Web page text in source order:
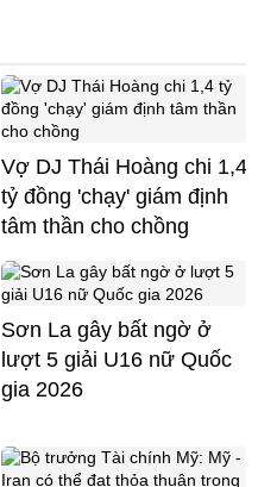
Vợ DJ Thái Hoàng chi 1,4
tỷ đồng 'chạy' giám định
tâm thần cho chồng
Sơn La gây bất ngờ ở
lượt 5 giải U16 nữ Quốc
gia 2026